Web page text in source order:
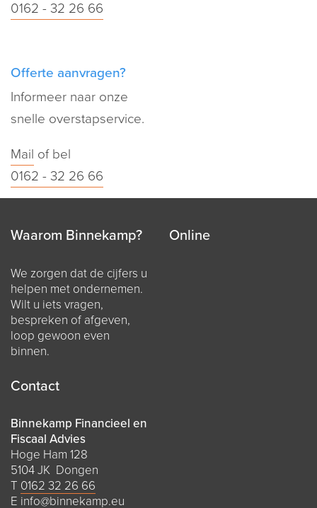
0162 - 32 26 66
Offerte aanvragen?
Informeer naar onze
snelle overstapservice.
Mail of bel
0162 - 32 26 66
Waarom Binnekamp?
We zorgen dat de cijfers u
helpen met ondernemen.
Wilt u iets vragen,
bespreken of afgeven,
loop gewoon even
binnen.
Online
Contact
Binnekamp Financieel en
Fiscaal Advies
Hoge Ham 128
5104 JK Dongen
T 0162 32 26 66
E info@binnekamp.eu